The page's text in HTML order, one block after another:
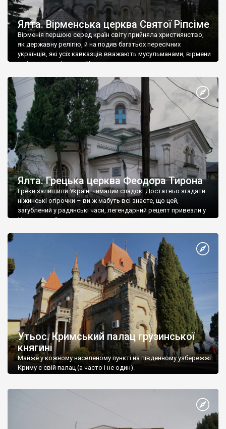
Ялта. Вірменська церква Святої Ріпсіме
Вірменія першою серед країн світу прийняла християнство,
як державну релігію, й на подив багатьох пересічних
українців, які усіх кавказців вважають мусульманами, вірмени
є відданими вірянами Христа
Ялта. Грецька церква Феодора Тирона
Греки залишили Україні чималий спадок. Достатньо згадати
ніжинські огірочки – ви ж мабуть всі знаєте, що цей,
загублений у радянські часи, легендарний рецепт привезли у
Ніжин греки?
Утьос. Кримський палац грузинської
княгині
Майже у кожному населеному пункті на південному узбережжі
Криму є свій палац (а часто і не один).